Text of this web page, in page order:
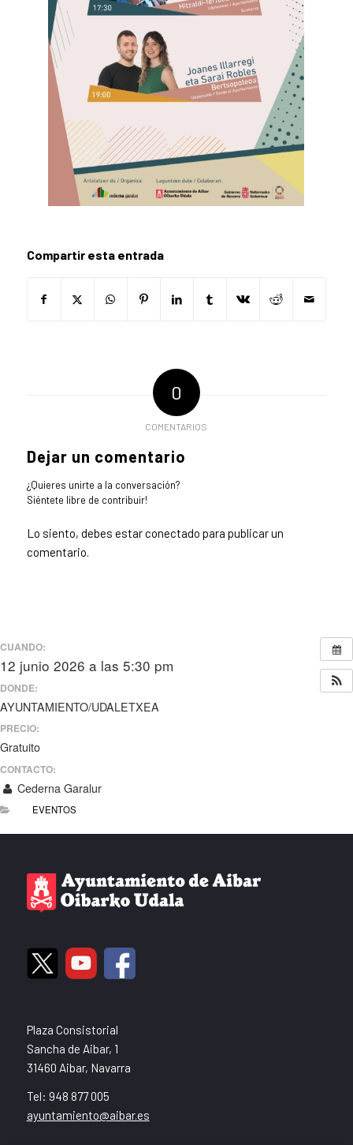
Compartir esta entrada
0
COMENTARIOS
Dejar un comentario
¿Quieres unirte a la conversación?
Siéntete libre de contribuir!
Lo siento, debes estarconectado para publicar un
comentario.
CUANDO:
12 junio 2026 a las 5:30 pm
DONDE:
AYUNTAMIENTO/UDALETXEA
PRECIO:
Gratuito
CONTACTO:
Cederna Garalur
EVENTOS
Plaza Consistorial
Sancha de Aibar, 1
31460 Aibar, Navarra
Tel: 948 877 005
ayuntamiento@aibar.es